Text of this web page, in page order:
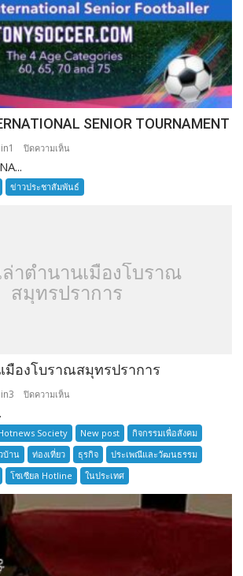
SENIOR TOURNAMENT
ปิดความเห็น
INTERNATIONAL
SENIOR
ข่าวประชาสัมพันธ์
ล่าตำนานเมืองโบราณ
สมุทรปราการ
มืองโบราณสมุทรปราการ
ปิดความเห็น
เล่า
ตำนาน
เมือง
โบราณ
สมุทรปราการ
Society New post
กิจกรรมเพื่อสังคม
บ้าน ท่องเที่ยว ธุรกิจ
ประเพณีและวัฒนธรรม
โซเซียล Hotline ในประเทศ